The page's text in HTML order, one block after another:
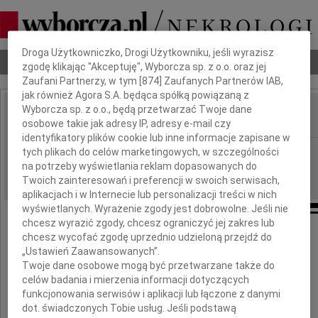
Nekrologi Odeszli Poradnik pogrzebowy
IMIĘ I NAZWISKO:
REGION: Częstochowa
DATA EMISJI: 19.02.2011
Naszej drogiej Koleżance
doktor Kamili Szyller
i
Dbamy o Twoją prywatność
Droga Użytkowniczko, Drogi Użytkowniku, jeśli wyrazisz
zgodę klikając "Akceptuję", Wyborcza sp. z o.o. oraz jej
Zaufani Partnerzy, w tym [874 ] Zaufanych Partnerów IAB,
jak również Agora S.A. będąca spółką powiązaną z
Wyborcza sp. z o.o., będą przetwarzać Twoje dane
osobowe takie jak adresy IP, adresy e-mail czy
identyfikatory plików cookie lub inne informacje zapisane w
tych plikach do celów marketingowych, w szczególności
na potrzeby wyświetlania reklam dopasowanych do
Twoich zainteresowań i preferencji w swoich serwisach,
aplikacjach i w Internecie lub personalizacji treści w nich
wyświetlanych. Wyrażenie zgody jest dobrowolne. Jeśli nie
chcesz wyrazić zgody, chcesz ograniczyć jej zakres lub
chcesz wycofać zgodę uprzednio udzieloną przejdź do
„Ustawień Zaawansowanych”.
Twoje dane osobowe mogą być przetwarzane także do
celów badania i mierzenia informacji dotyczących
funkcjonowania serwisów i aplikacji lub łączone z danymi
dot. świadczonych Tobie usług. Jeśli podstawą